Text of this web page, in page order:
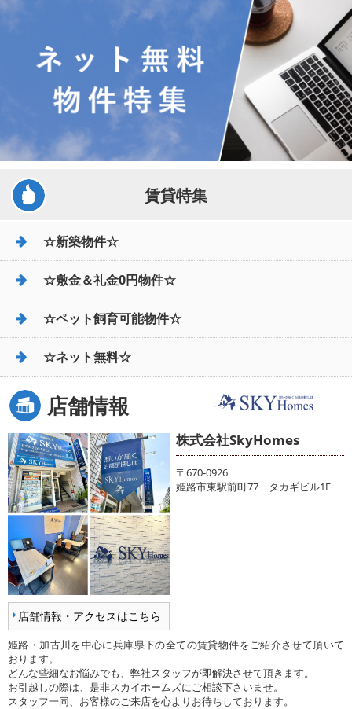
賃貸特集
☆新築物件☆
☆敷金＆礼金0円物件☆
☆ペット飼育可能物件☆
☆ネット無料☆
店舗情報
店舗情報・アクセスはこちら
株式会社SkyHomes
〒670-0926
姫路市東駅前町77 タカギビル1F
姫路・加古川を中心に兵庫県下の全ての賃貸物件をご紹介させて頂いて
おります。
どんな些細なお悩みでも、弊社スタッフが即解決させて頂きます。
お引越しの際は、是非スカイホームズにご相談下さいませ。
スタッフ一同、お客様のご来店を心よりお待ちしております。